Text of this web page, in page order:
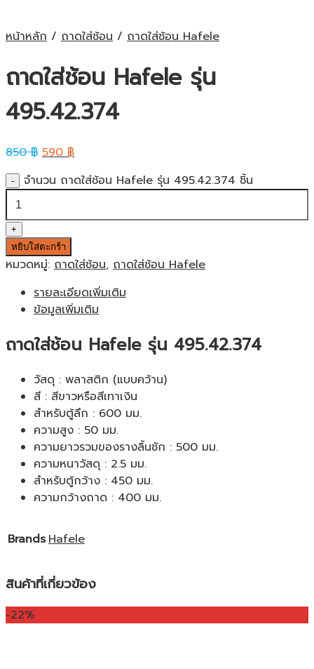
หน้าหลัก / ถาดใส่ช้อน / ถาดใส่ช้อน Hafele
ถาดใส่ช้อน Hafele รุ่น
495.42.374
850฿ 590฿
จำนวน ถาดใส่ช้อน Hafele รุ่น 495.42.374 ชิ้น
หยิบใส่ตะกร้า
หมวดหมู่: ถาดใส่ช้อน, ถาดใส่ช้อน Hafele
รายละเอียดเพิ่มเติม
ข้อมูลเพิ่มเติม
ถาดใส่ช้อน Hafele รุ่น 495.42.374
วัสดุ : พลาสติก (แบบคว้าน)
สี : สีขาวหรือสีเทาเงิน
สำหรับตู้ลึก : 600 มม.
ความสูง : 50 มม.
ความยาวรวมของรางลิ้นชัก : 500 มม.
ความหนาวัสดุ : 2.5 มม.
สำหรับตู้กว้าง : 450 มม.
ความกว้างถาด : 400 มม.
BrandsHafele
สินค้าที่เกี่ยวข้อง
-22%